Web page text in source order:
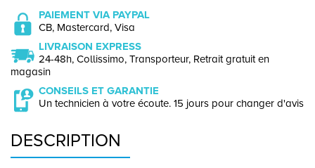
PAIEMENT VIA PAYPAL
CB, Mastercard, Visa
LIVRAISON EXPRESS
24-48h, Collissimo, Transporteur, Retrait gratuit en
magasin
CONSEILS ET GARANTIE
Un technicien à votre écoute. 15 jours pour changer d'avis
DESCRIPTION